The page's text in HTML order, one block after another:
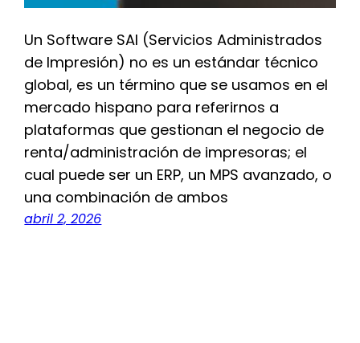
Un Software SAI (Servicios Administrados
de Impresión) no es un estándar técnico
global, es un término que se usamos en el
mercado hispano para referirnos a
plataformas que gestionan el negocio de
renta/administración de impresoras; el
cual puede ser un ERP, un MPS avanzado, o
una combinación de ambos
abril 2, 2026